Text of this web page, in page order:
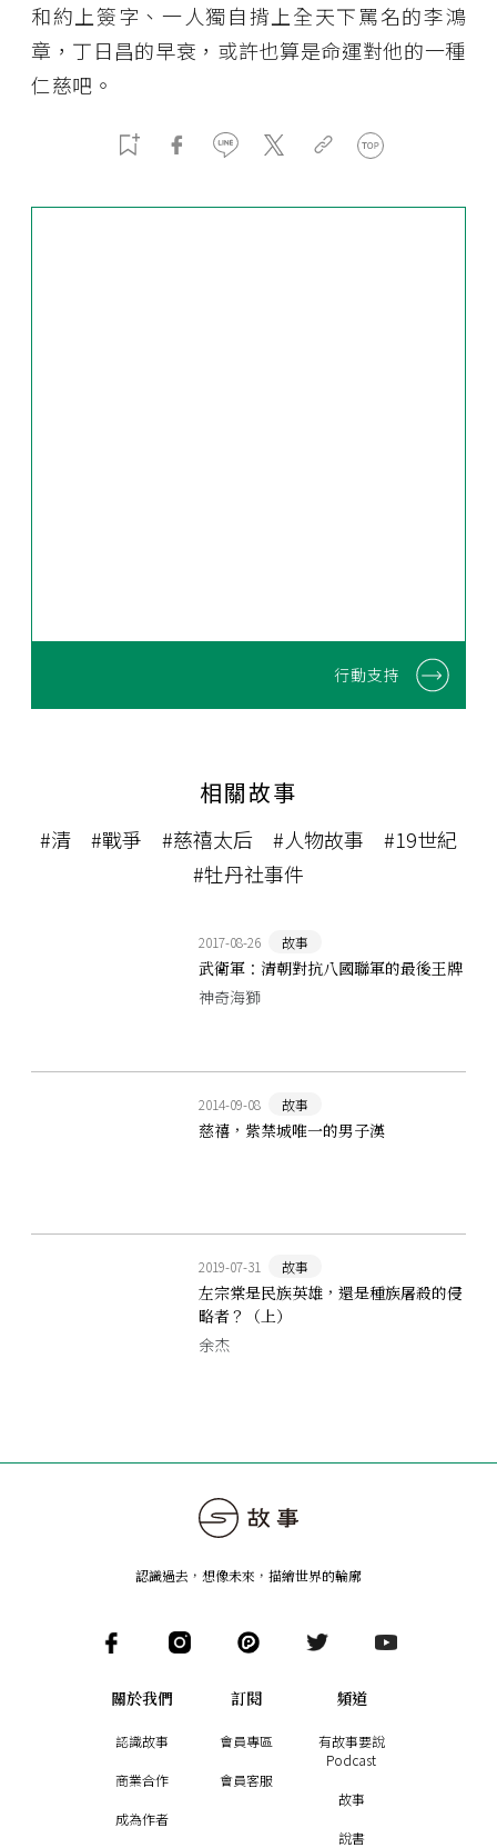
和約上簽字、一人獨自揹上全天下罵名的李鴻
章，丁日昌的早衰，或許也算是命運對他的一種
仁慈吧。
行動支持
相關故事
#清 #戰爭 #慈禧太后 #人物故事
#19世紀
#牡丹社事件
2017-08-26 故事
武衛軍：清朝對抗八國聯軍的最後王牌
神奇海獅
2014-09-08 故事
慈禧，紫禁城唯一的男子漢
2019-07-31 故事
左宗棠是民族英雄，還是種族屠殺的侵
略者？（上）
余杰
認識過去，想像未來 ， 描繪世界的輪廓
關於我們
認識故事
商業合作
成為作者
訂閱
會員專區
會員客服
頻道
有故事要說
Podcast
故事
說書